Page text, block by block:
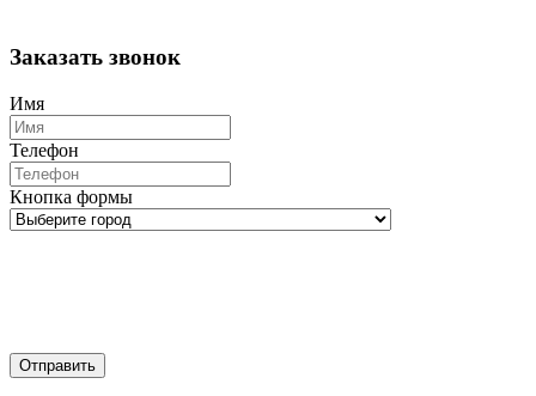
Заказать звонок
Имя
Телефон
Кнопка формы
Отправить